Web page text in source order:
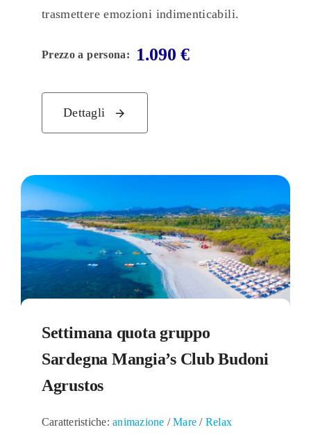
trasmettere emozioni indimenticabili.
Prezzo a persona: 1.090€
Dettagli
Settimana quota gruppo
Sardegna Mangia’s Club Budoni
Agrustos
Caratteristiche:animazione /Mare / Relax